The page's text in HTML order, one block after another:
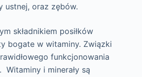
ustnej, oraz zębów.
posiłków
bogate w witaminy. Związki
funkcjonowania
i minerały są